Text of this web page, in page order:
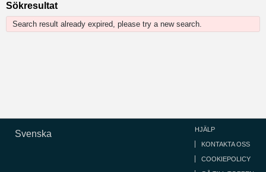
Sökresultat
Search result already expired, please try a new search.
Svenska HJÄLP
KONTAKTA OSS
COOKIEPOLICY